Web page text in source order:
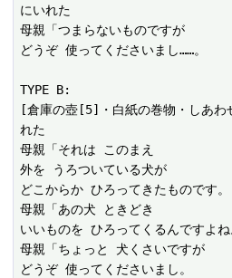
にいれた
母親「つまらないものですが
どうぞ 使ってくださいまし……。
TYPE B:
[倉庫の壺[5]・白紙の巻物・しあ
れた
母親「それは このまえ
外を うろついている犬が
どこからか ひろってきたものです。
母親「あの犬 ときどき
いいものを ひろってくるんですよね
母親「ちょっと 犬くさいですが
どうぞ 使ってくださいまし。